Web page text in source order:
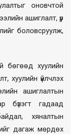
оновчтой
ашиглалт, үр
боловсруулж,
бөгөөд хуулийн
хуулийн үйлчлэх
ашиглалтын
бүлэгт гадаад
хяналтын
дагаж мөрдөх